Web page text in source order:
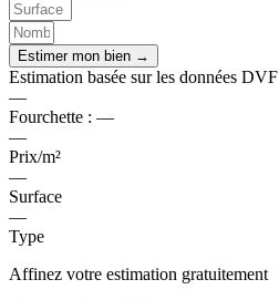
Estimer mon bien →
Estimation basée sur les données DVF
—
Fourchette : —
—
Prix/m²
—
Surface
—
Type
Affinez votre estimation gratuitement